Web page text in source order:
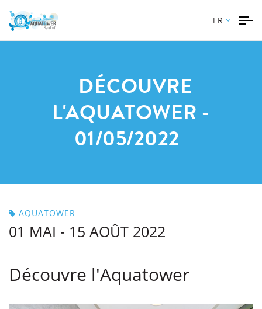
FR
DÉCOUVRE
L'AQUATOWER -
01/05/2022
AQUATOWER
01 MAI - 15 AOÛT 2022
Découvre l'Aquatower